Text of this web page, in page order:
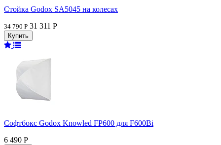
Стойка Godox SA5045 на колесах
34 790 Р 31 311 Р
Софтбокс Godox Knowled FP600 для F600Bi
6 490 Р